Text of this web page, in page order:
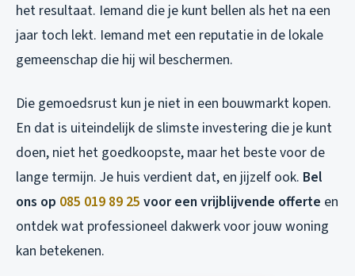
het resultaat. Iemand die je kunt bellen als het na een
jaar toch lekt. Iemand met een reputatie in de lokale
gemeenschap die hij wil beschermen.
Die gemoedsrust kun je niet in een bouwmarkt kopen.
En dat is uiteindelijk de slimste investering die je kunt
doen, niet het goedkoopste, maar het beste voor de
lange termijn. Je huis verdient dat, en jijzelf ook. Bel
ons op 085 019 89 25 voor een vrijblijvende offerte en
ontdek wat professioneel dakwerk voor jouw woning
kan betekenen.